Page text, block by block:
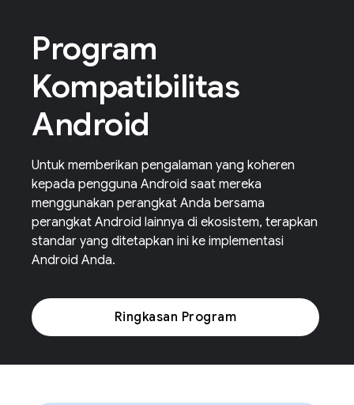
Program
Kompatibilitas
Android
Untuk memberikan pengalaman yang koheren
kepada pengguna Android saat mereka
menggunakan perangkat Anda bersama
perangkat Android lainnya di ekosistem, terapkan
standar yang ditetapkan ini ke implementasi
Android Anda.
Ringkasan Program